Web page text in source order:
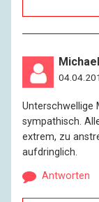
Unterschwellige
sympathisch.
extrem, zu
aufdringlich.
Antworten